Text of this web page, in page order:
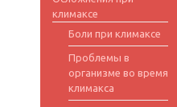
климаксе
Боли при климаксе
Проблемы в
организме во время
климакса